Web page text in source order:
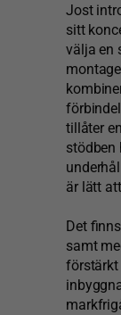
Jost
sitt
välja en
tillåter
stödben
är lätt
Det
samt